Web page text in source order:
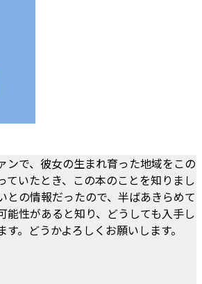
ンで、彼女の生まれ育った地域をこの
ていたとき、この本のことを知りまし
との情報だったので、半ばあきらめて
能性があると知り、どうしても入手し
。どうかよろしくお願いします。